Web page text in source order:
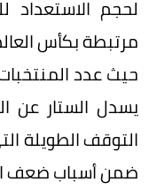
لحجم
مرتبطة بكأس
حيث عدد
يسدل الستار عن
التوقف الطويلة
ضمن أسباب ضعف